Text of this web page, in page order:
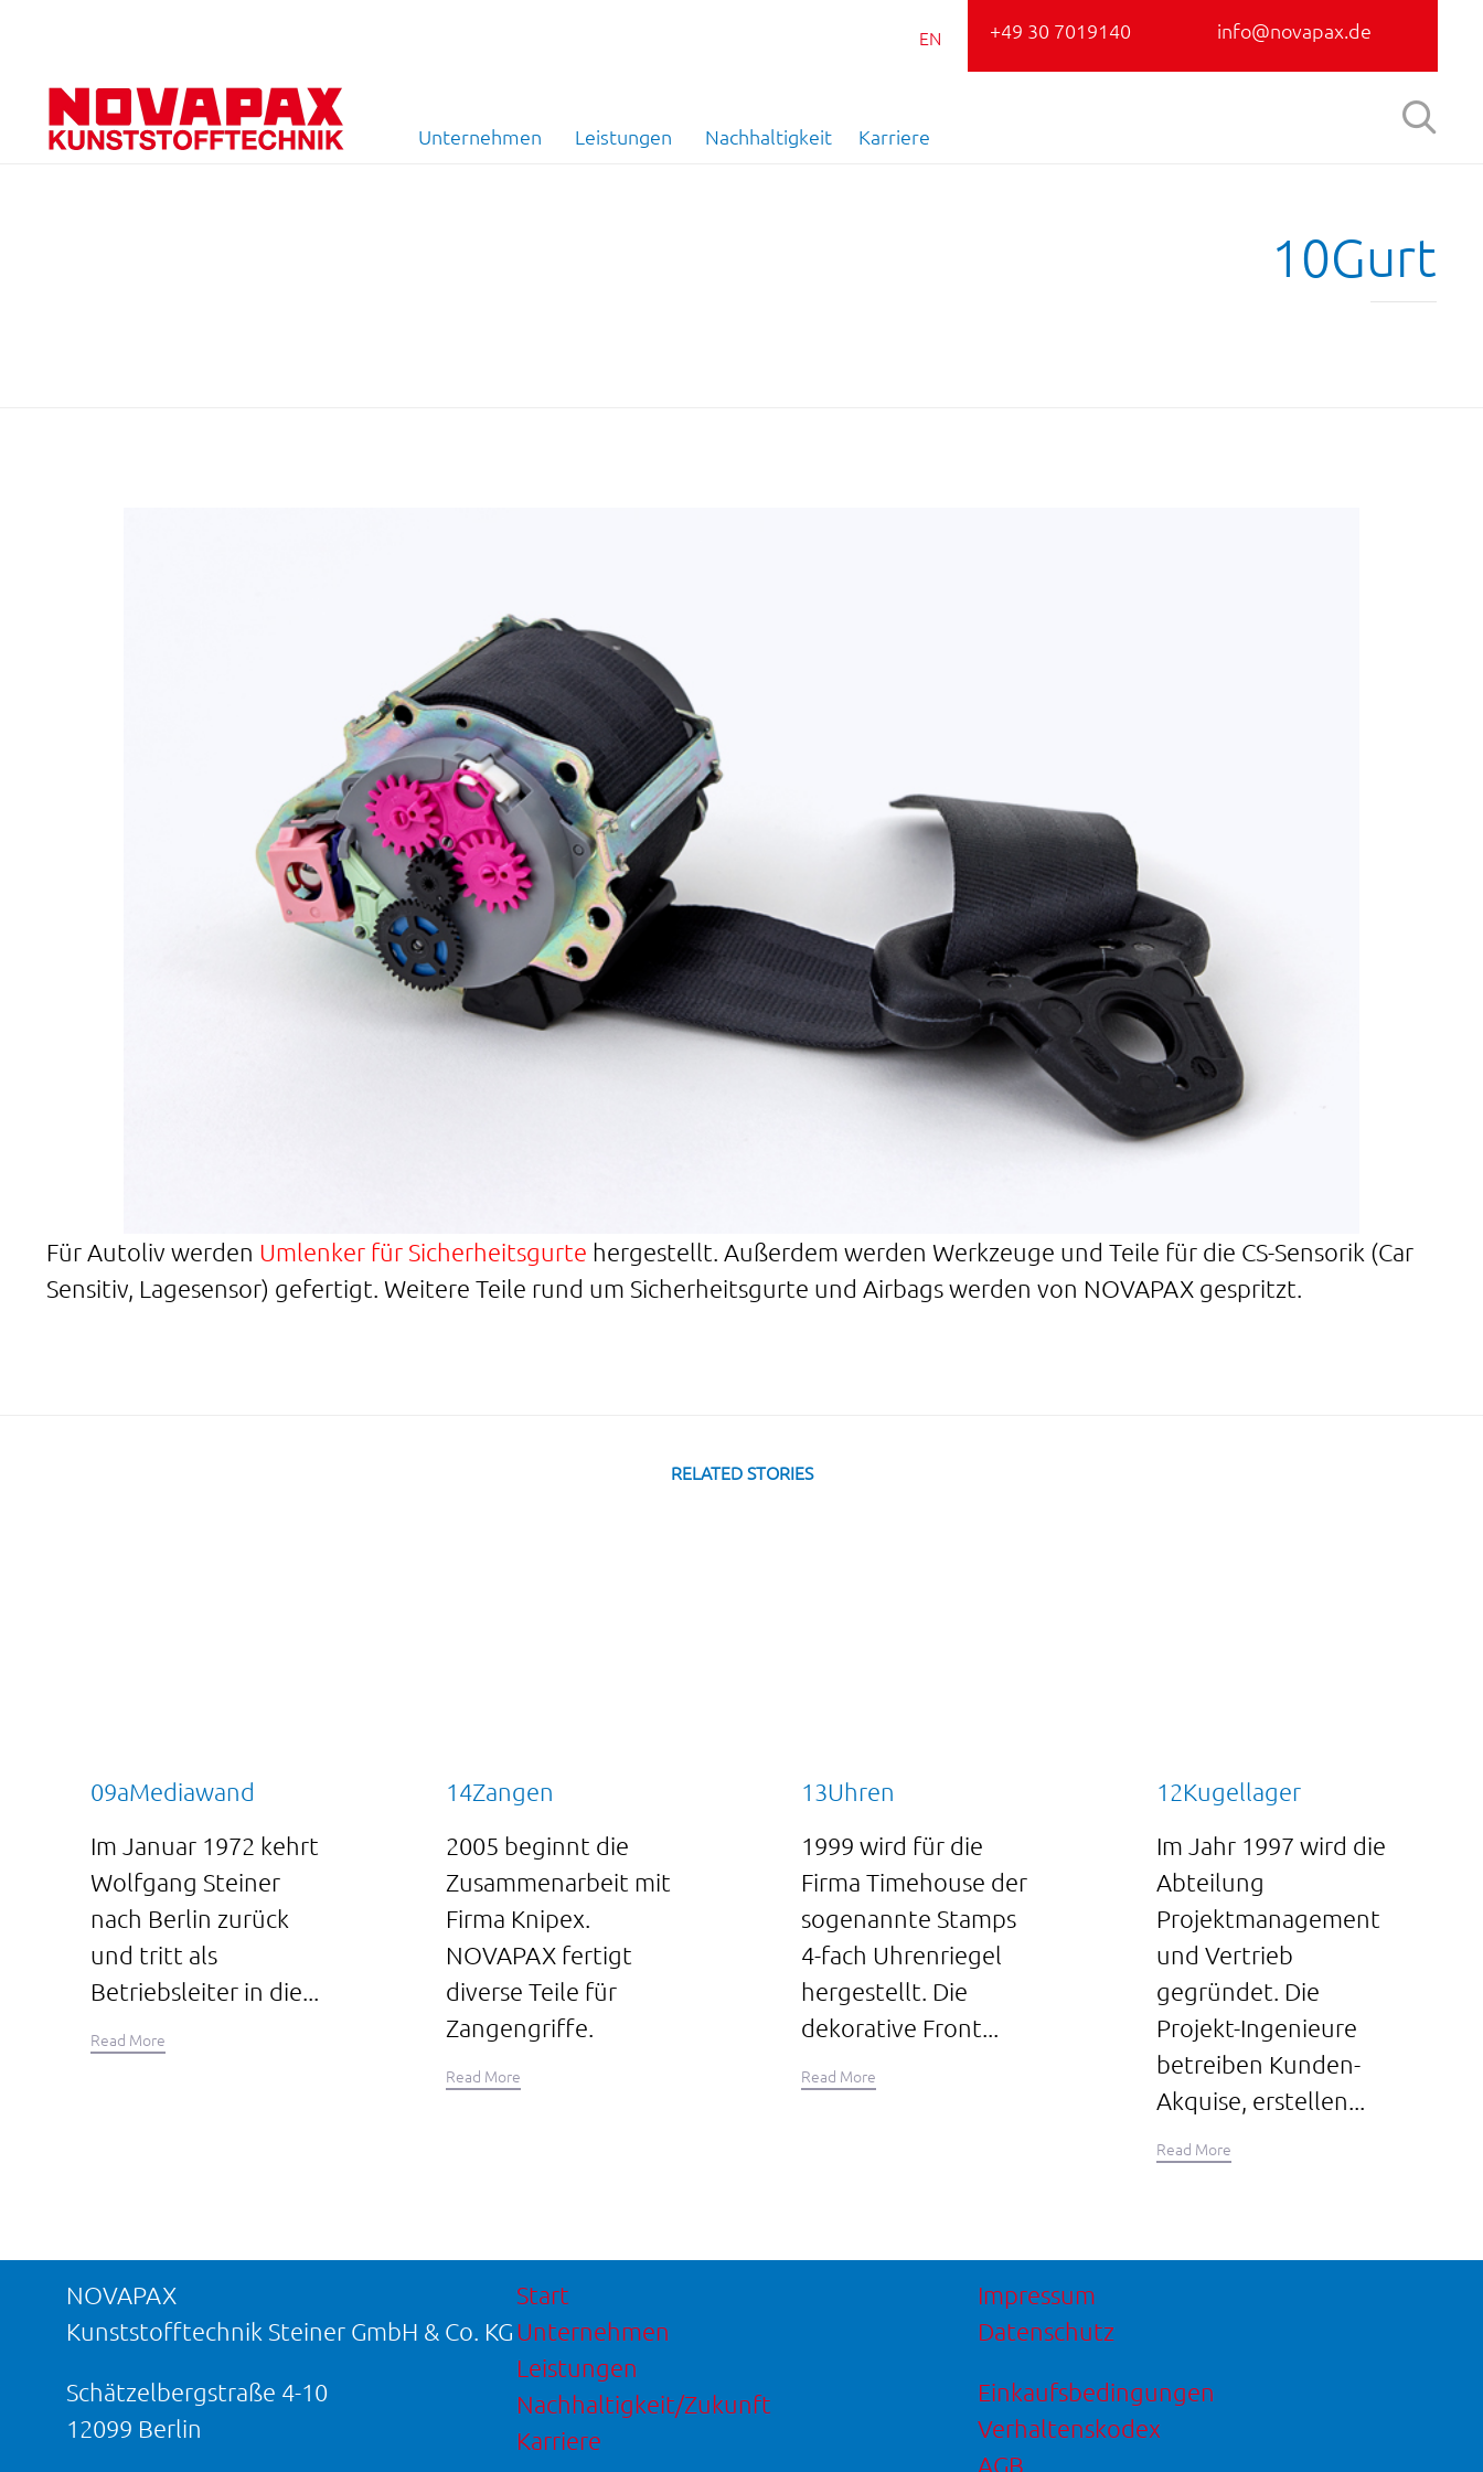
EN +49 30 7019140 info@novapax.de
Unternehmen Leistungen Nachhaltigkeit Karriere

10Gurt
Für Autoliv werden Umlenker für Sicherheitsgurte hergestellt. Außerdem werden Werkzeuge und Teile für die CS-Sensorik (Car
Sensitiv, Lagesensor) gefertigt. Weitere Teile rund um Sicherheitsgurte und Airbags werden von NOVAPAX gespritzt.
RELATED STORIES
09aMediawand
Im Januar 1972 kehrt
Wolfgang Steiner
nach Berlin zurück
und tritt als
Betriebsleiter in die...
Read More
14Zangen
2005 beginnt die
Zusammenarbeit mit
Firma Knipex.
NOVAPAX fertigt
diverse Teile für
Zangengriffe.
Read More
13Uhren
1999 wird für die
Firma Timehouse der
sogenannte Stamps
4-fach Uhrenriegel
hergestellt. Die
dekorative Front...
Read More
12Kugellager
Im Jahr 1997 wird die
Abteilung
Projektmanagement
und Vertrieb
gegründet. Die
Projekt-Ingenieure
betreiben Kunden-
Akquise, erstellen...
Read More
NOVAPAX
Kunststofftechnik Steiner GmbH & Co. KG
Schätzelbergstraße 4-10
12099 Berlin
Start
Unternehmen
Leistungen
Nachhaltigkeit/Zukunft
Karriere
Impressum
Datenschutz
Einkaufsbedingungen
Verhaltenskodex
AGB